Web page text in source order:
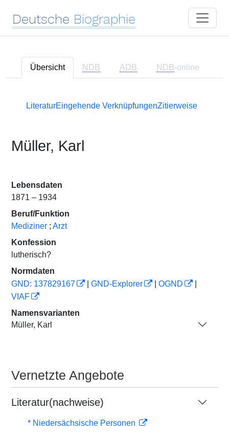
Deutsche Biographie
Übersicht NDB ADB NDB-online
LiteraturEingehende VerknüpfungenZitierweise
Müller, Karl
Lebensdaten
1871 – 1934
Beruf/Funktion
Mediziner ; Arzt
Konfession
lutherisch?
Normdaten
GND: 137829167
GND-Explorer OGND
VIAF
Namensvarianten
Müller, Karl
Vernetzte Angebote
Literatur(nachweise)
* Niedersächsische Personen